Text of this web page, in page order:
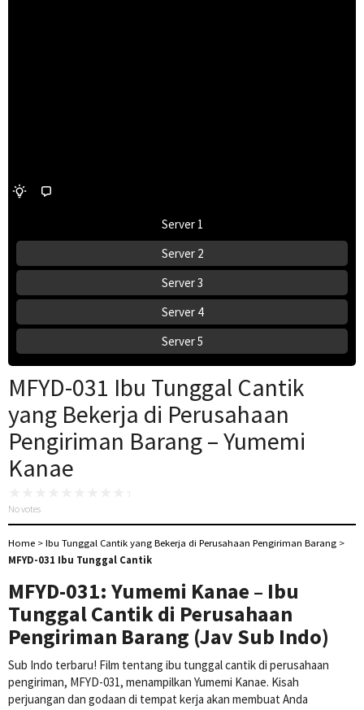
Server 1
Server 2
Server 3
Server 4
Server 5
MFYD-031 Ibu Tunggal Cantik
yang Bekerja di Perusahaan
Pengiriman Barang – Yumemi
Kanae
No votes
Home >Ibu Tunggal Cantik yang Bekerja di Perusahaan Pengiriman Barang >
MFYD-031 Ibu Tunggal Cantik
MFYD-031: Yumemi Kanae – Ibu
Tunggal Cantik di Perusahaan
Pengiriman Barang (Jav Sub Indo)
Sub Indo terbaru! Film tentang ibu tunggal cantik di perusahaan
pengiriman, MFYD-031, menampilkan Yumemi Kanae. Kisah
perjuangan dan godaan di tempat kerja akan membuat Anda